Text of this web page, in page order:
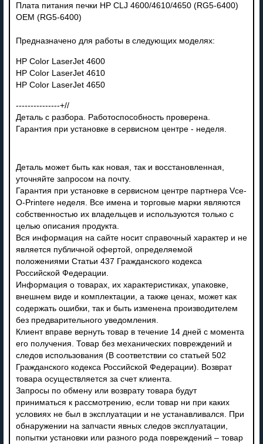
Плата питания печки HP CLJ 4600/4610/4650 (RG5-6400)
OEM (RG5-6400)
Предназначено для работы в следующих моделях:
HP Color LaserJet 4600
HP Color LaserJet 4610
HP Color LaserJet 4650
---------------+//
Деталь с разбора. Работоспособность проверена.
Гарантия при установке в сервисном центре - неделя.
Деталь может быть как новая, так и восстановленная,
уточняйте запросом на почту.
Гарантия при установке в сервисном центре партнера Vce-
O-Printere неделя. Все имена и торговые марки являются
собственностью их владельцев и используются только с
целью описания продукта.
Вся информация на сайте носит справочный характер и не
является публичной офертой, определяемой
положениями Статьи 437 Гражданского кодекса
Российской Федерации.
Информация о товарах, их характеристиках, упаковке,
внешнем виде и комплектации, а также ценах, может как
содержать ошибки, так и быть изменена производителем
без предварительного уведомления.
Клиент вправе вернуть товар в течение 14 дней с момента
его получения. Товар без механических повреждений и
следов использования (В соответствии со статьей 502
Гражданского кодекса Российской Федерации). Возврат
товара осуществляется за счет клиента.
Запросы по обмену или возврату товара будут
приниматься к рассмотрению, если товар ни при каких
условиях не был в эксплуатации и не устанавливался. При
обнаружении на запчасти явных следов эксплуатации,
попытки установки или разного рода повреждений – товар